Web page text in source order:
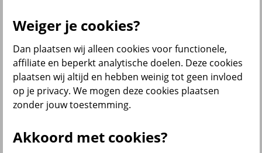
Menu
Producten
Situaties Klantenservice
Weiger je cookies?
Dan plaatsen wij alleen cookies voor functionele,
affiliate en beperkt analytische doelen. Deze cookies
plaatsen wij altijd en hebben weinig tot geen invloed
op je privacy. We mogen deze cookies plaatsen
zonder jouw toestemming.
Akkoord met cookies?